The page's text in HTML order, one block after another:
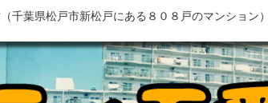
千葉県松戸市新松戸にある８０８戸のマンション）